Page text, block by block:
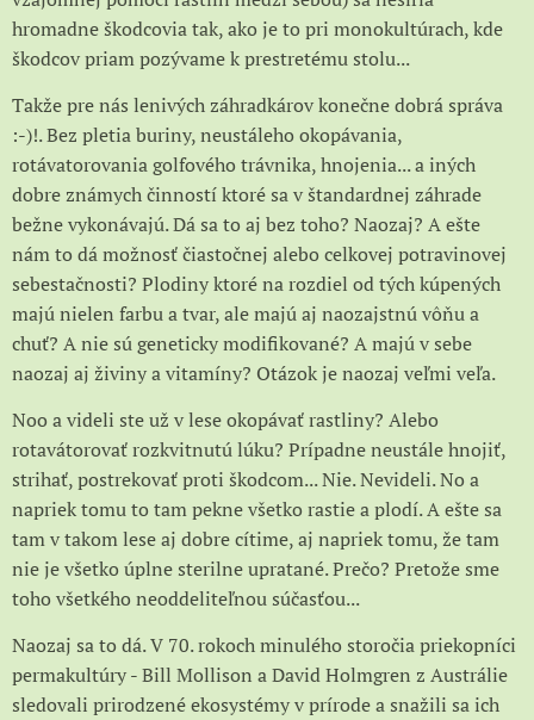
hromadne škodcovia tak, ako je to pri monokultúrach, kde
škodcov priam pozývame k prestretému stolu...
Takže pre nás lenivých záhradkárov konečne dobrá správa
:-)!. Bez pletia buriny, neustáleho okopávania,
rotávatorovania golfového trávnika, hnojenia... a iných
dobre známych činností ktoré sa v štandardnej záhrade
bežne vykonávajú. Dá sa to aj bez toho? Naozaj? A ešte
nám to dá možnosť čiastočnej alebo celkovej potravinovej
sebestačnosti? Plodiny ktoré na rozdiel od tých kúpených
majú nielen farbu a tvar, ale majú aj naozajstnú vôňu a
chuť? A nie sú geneticky modifikované? A majú v sebe
naozaj aj živiny a vitamíny? Otázok je naozaj veľmi veľa.
Noo a videli ste už v lese okopávať rastliny? Alebo
rotavátorovať rozkvitnutú lúku? Prípadne neustále hnojiť,
strihať, postrekovať proti škodcom... Nie. Nevideli. No a
napriek tomu to tam pekne všetko rastie a plodí. A ešte sa
tam v takom lese aj dobre cítime, aj napriek tomu, že tam
nie je všetko úplne sterilne upratané. Prečo? Pretože sme
toho všetkého neoddeliteľnou súčasťou...
Naozaj sa to dá. V 70. rokoch minulého storočia priekopníci
permakultúry - Bill Mollison a David Holmgren z Austrálie
sledovali prirodzené ekosystémy v prírode a snažili sa ich